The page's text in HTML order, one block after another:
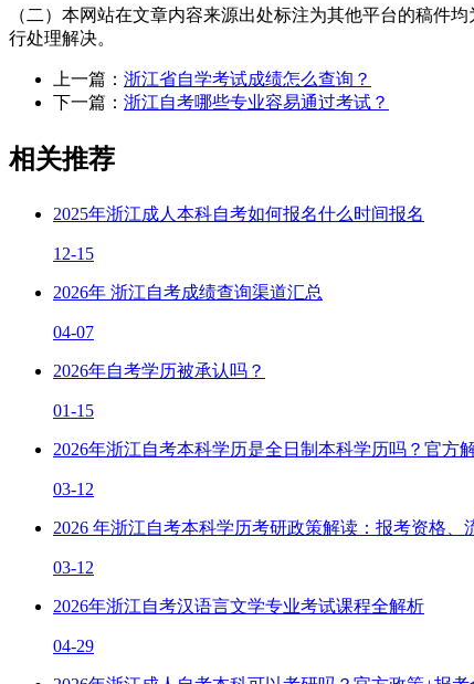
（二）本网站在文章内容来源出处标注为其他平台的稿件
行处理解决。
上一篇： 浙江省自学考试成绩怎么查询？
下一篇： 浙江自考哪些专业容易通过考试？
相关推荐
2025年浙江成人本科自考如何报名什么时间报名
12-15
2026年 浙江自考成绩查询渠道汇总
04-07
2026年自考学历被承认吗？
01-15
2026年浙江自考本科学历是全日制本科学历吗？官方
03-12
2026 年浙江自考本科学历考研政策解读：报考资格、
03-12
2026年浙江自考汉语言文学专业考试课程全解析
04-29